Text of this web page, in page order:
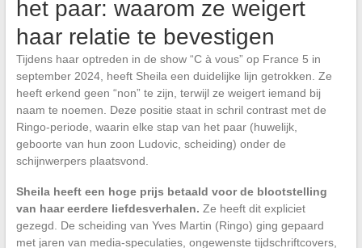
het paar: waarom ze weigert
haar relatie te bevestigen
Tijdens haar optreden in de show “C à vous” op France 5 in
september 2024, heeft Sheila een duidelijke lijn getrokken. Ze
heeft erkend geen “non” te zijn, terwijl ze weigert iemand bij
naam te noemen. Deze positie staat in schril contrast met de
Ringo-periode, waarin elke stap van het paar (huwelijk,
geboorte van hun zoon Ludovic, scheiding) onder de
schijnwerpers plaatsvond.
Sheila heeft een hoge prijs betaald voor de blootstelling
van haar eerdere liefdesverhalen. Ze heeft dit expliciet
gezegd. De scheiding van Yves Martin (Ringo) ging gepaard
met jaren van media-speculaties, ongewenste tijdschriftcovers,